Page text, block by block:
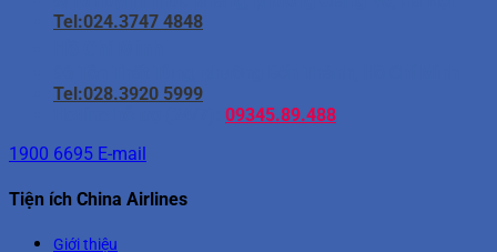
Tel:024.3747 4848
Tel:028.3920 5999
09345.89.488
1900 6695 E-mail
Tiện ích China Airlines
Giới thiệu